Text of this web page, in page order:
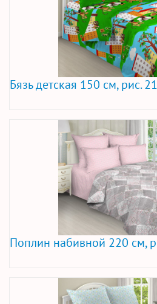
Бязь детская 150 см, рис.
Поплин набивной 220 см,